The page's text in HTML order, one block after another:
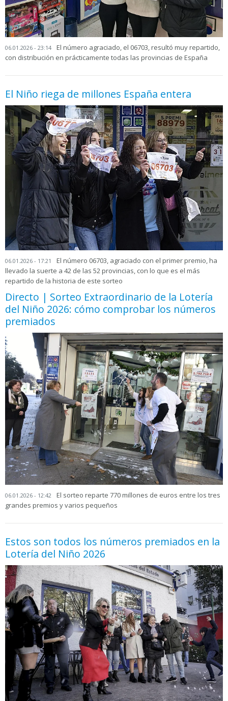
06.01.2026 - 23:14
El número agraciado, el 06703, resultó muy repartido,
con distribución en prácticamente todas las provincias de España
El Niño riega de millones España entera
06.01.2026 - 17:21
El número 06703, agraciado con el primer premio, ha
llevado la suerte a 42 de las 52 provincias, con lo que es el más
repartido de la historia de este sorteo
Directo | Sorteo Extraordinario de la Lotería
del Niño 2026: cómo comprobar los números
premiados
06.01.2026 - 12:42
El sorteo reparte 770 millones de euros entre los tres
grandes premios y varios pequeños
Estos son todos los números premiados en la
Lotería del Niño 2026